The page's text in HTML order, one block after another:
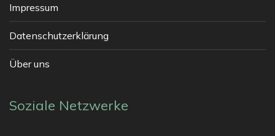
Impressum
Datenschutzerklärung
Über uns
Soziale Netzwerke